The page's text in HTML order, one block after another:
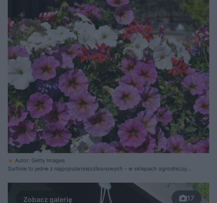
Autor: Getty Images
Surfinie to jedne z najpopularniejszlkonowych - w sklepach ogrodniczych
17